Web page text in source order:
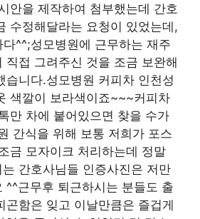
안을 제작하여 첨부했는데 간호
수정해달라는 요청이 있었는데,
^^;성모병원에 근무하는 재주
직접 그려주신 것을 조금 보완해
습니다.성모병원 커피차 인천성
색깔이 보라색이죠~~~커피차
만 차에 붙어있으면 찾을 수가
간식을 위해 보통 저희가 포스
금 모자이크 처리하는데 정말
간호사님들 인증사진은 저만
^^근무후 퇴근하시는 분들도 출
곤함은 잊고 이날만큼은 즐겁게